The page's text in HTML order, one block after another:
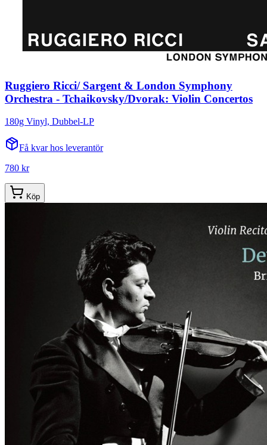
Ruggiero Ricci/ Sargent & London Symphony
Orchestra - Tchaikovsky/Dvorak: Violin Concertos
180g Vinyl, Dubbel-LP
Få kvar hos leverantör
780 kr
Köp